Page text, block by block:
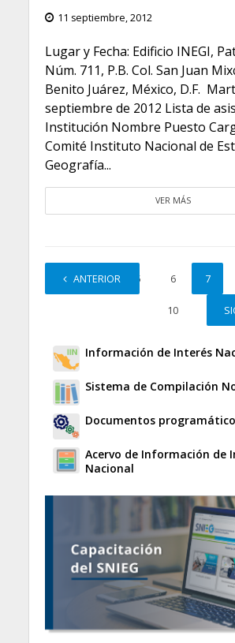
11 septiembre, 2012
Lugar y Fecha: Edificio INEGI,
Núm. 711, P.B. Col. San Juan
Benito Juárez, México, D.F.
septiembre de 2012 Lista de
Institución Nombre Puesto
Comité Instituto Nacional de
Geografía...
VER MÁS
ANTERIOR
1 … 5 6 7
10
Información de Interés
Sistema de Compilación
Documentos
Acervo de Información de
Nacional